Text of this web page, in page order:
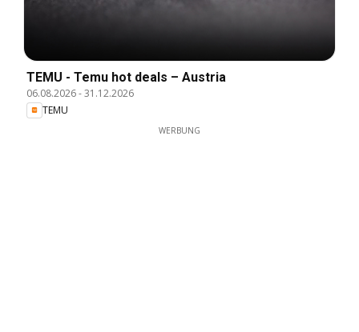
TEMU - Temu hot deals – Austria
06.08.2026-31.12.2026
TEMU
WERBUNG